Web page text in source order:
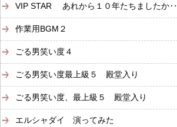
VIP STAR あれから１０年たちましたか‥
作業用BGM２
ごる男笑い度４
ごる男笑い度最上級５ 殿堂入り
ごる男笑い度、最上級５ 殿堂入り
エルシャダイ 演ってみた